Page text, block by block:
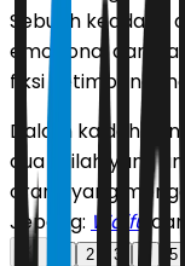
Sebuah keadaan
emosional dan
fiksi ketimbang
Dalam kaidah
dua istilah yang
orang yang
Jepang: Waifu dan
2 3
5